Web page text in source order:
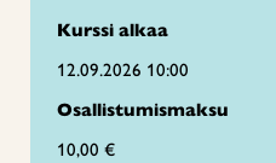
Kurssi alkaa
12.09.2026 10:00
Osallistumismaksu
10,00 €